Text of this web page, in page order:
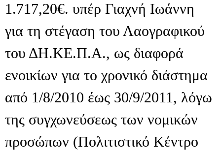
1.717,20€. υπέρ Γιαχνή Ιωάννη
για τη στέγαση του Λαογραφικού
του ΔΗ.ΚΕ.Π.Α., ως διαφορά
ενοικίων για το χρονικό διάστημα
από 1/8/2010 έως 30/9/2011, λόγω
της συγχωνεύσεως των νομικών
προσώπων (Πολιτιστικό Κέντρο